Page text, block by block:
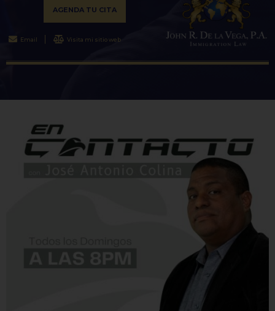
AGENDA TU CITA
Email Visita mi sitio web